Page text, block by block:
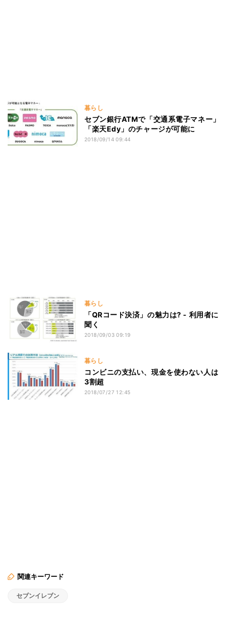
暮らし
セブン銀行ATMで「交通系電子マネー」
「楽天Edy」のチャージが可能に
2018/09/14 09:44
暮らし
「QRコード決済」の魅力は? - 利用者に
聞く
2018/09/03 09:19
暮らし
コンビニの支払い、現金を使わない人は
3割超
2018/07/27 12:45
関連キーワード
セブンイレブン